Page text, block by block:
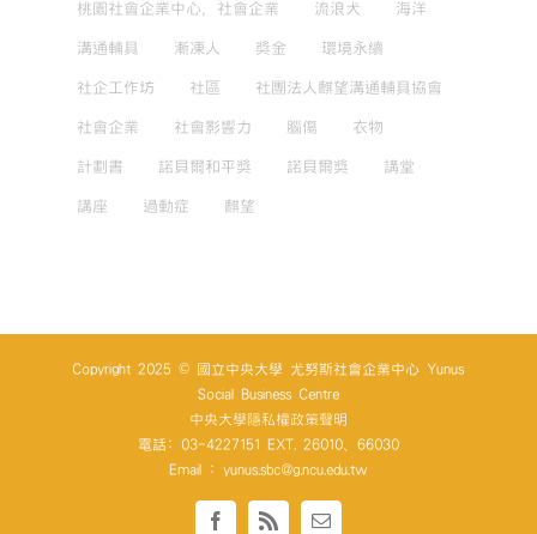
桃園社會企業中心，社會企業 流浪犬 海洋
溝通輔具 漸凍人 獎金 環境永續
社企工作坊 社區 社團法人麒望溝通輔具協會
社會企業 社會影響力 腦傷 衣物
計劃書 諾貝爾和平獎 諾貝爾獎 講堂
講座 過動症 麒望
Copyright 2025 © 國立中央大學 尤努斯社會企業中心 Yunus
Social Business Centre
中央大學隱私權政策聲明
電話: 03-4227151 EXT. 26010、66030
Email : yunus.sbc@g.ncu.edu.tw
Facebook
Rss Email: